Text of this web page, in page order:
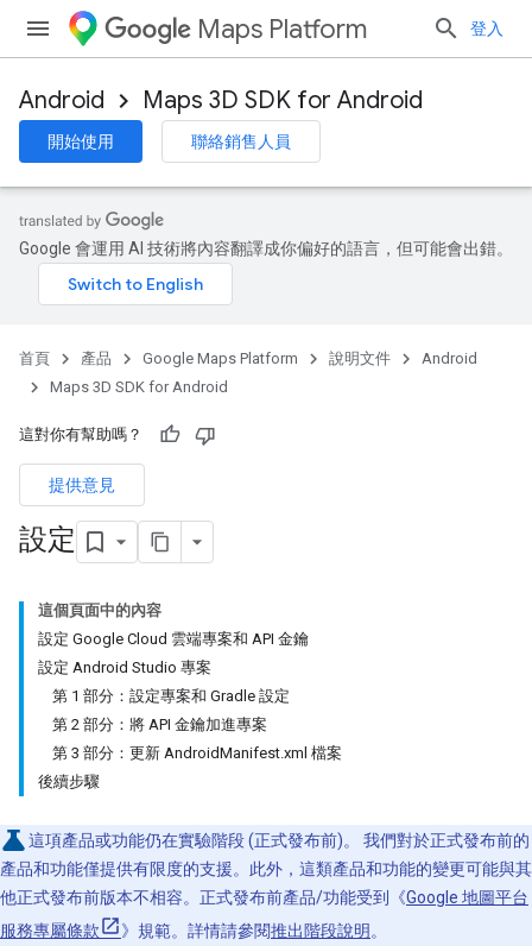
Maps Platform 登入
Android Maps 3D SDK for Android
開始使用 聯絡銷售人員
Google 會運用 AI 技術將內容翻譯成你偏好的語言，但可能會出錯。
首頁 產品 Google Maps Platform 說明文件
Android
Maps 3D SDK for Android
這對你有幫助嗎？
提供意見
設定
這個頁面中的內容
設定 Google Cloud 雲端專案和 API 金鑰
設定 Android Studio 專案
第 1 部分：設定專案和 Gradle 設定
第 2 部分：將 API 金鑰加進專案
第 3 部分：更新 AndroidManifest.xml 檔案
後續步驟
這項產品或功能仍在實驗階段 (正式發布前)。 我們對於正式發布前的
產品和功能僅提供有限度的支援。此外，這類產品和功能的變更可能與其
他正式發布前版本不相容。正式發布前產品/功能受到《Google 地圖平台
服務專屬條款
》規範。詳情請參閱推出階段說明 。